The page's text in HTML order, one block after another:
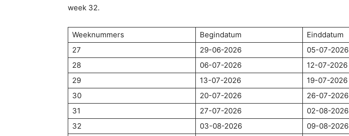
week 32.
Weeknummers Begindatum
Einddatum
27
29-06-2026
05-07-2026
28
06-07-2026
12-07-2026
29
13-07-2026
19-07-2026
30
20-07-2026
26-07-2026
31
27-07-2026
02-08-2026
32
03-08-2026
09-08-2026